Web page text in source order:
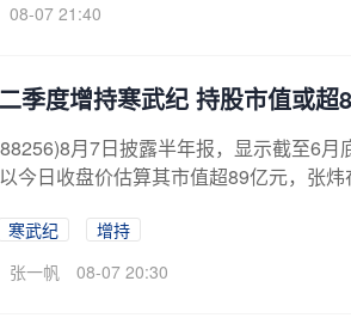
08-07 21:40
季度增持寒武纪 持股市值或超
月7日披露半年报，显示截至6
今日收盘价估算其市值超89亿元，张
寒武纪
增持
张一帆 08-07 20:30